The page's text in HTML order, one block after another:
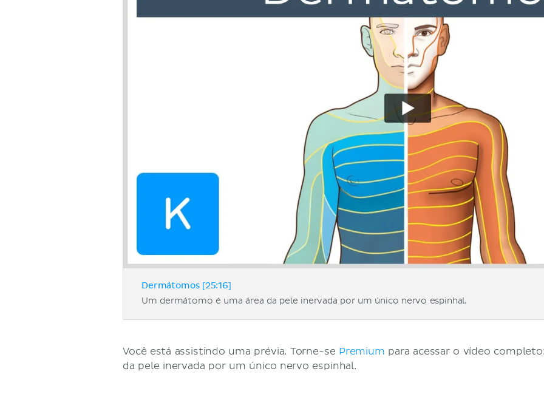
Dermátomos [25:16]
Um dermátomo é uma área da pele inervada por um único nervo espinhal.
Você está assistindo uma prévia. Torne-se Premium para acessar o vídeo
da pele inervada por um único nervo espinhal.